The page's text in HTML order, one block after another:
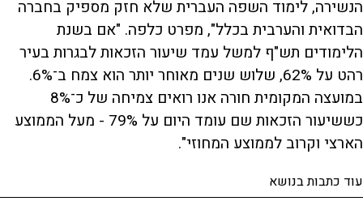
הנשירה, לימוד השפה העברית שלא חזק מספיק בחברה
הבדואית והערבית בכלל", מפרט כלפה. "אם בשנת
הלימודים תש"ף למשל עמד שיעור הזכאות לבגרות בעיר
רהט על 62%, שלוש שנים מאוחר יותר הוא צמח ב־6%.
במועצה המקומית חורה אנו רואים צמיחה של כ־8%
כששיעור הזכאות שם עומד היום על 79% - מעל הממוצע
הארצי וקרוב לממוצע המחוזי".
עוד כתבות בנושא